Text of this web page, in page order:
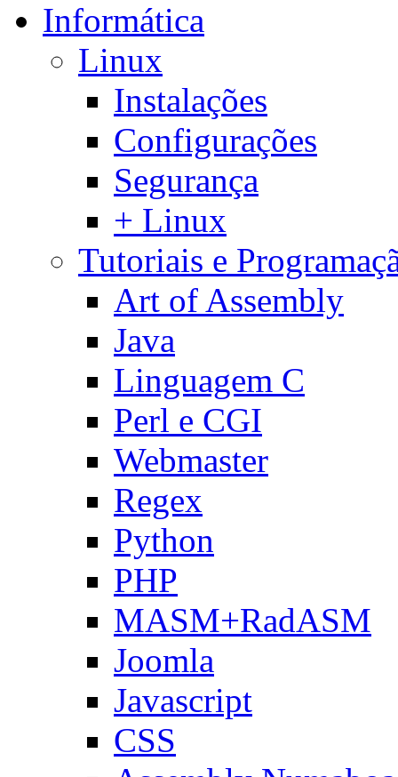
Informática
Linux
Instalações
Configurações
Segurança
+ Linux
Tutoriais e
Art of Assembly
Java
Linguagem C
Perl e CGI
Webmaster
Regex
Python
PHP
MASM+RadASM
Joomla
Javascript
CSS